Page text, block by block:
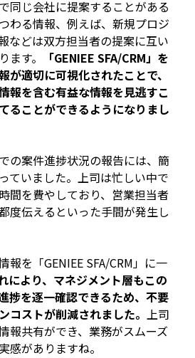
同じ会社に提案することがある
わる情報、例えば、新規プロジ
などは双方担当者の提案に互い
ます。
「GENIEE SFA/CRM」を
が適切に可視化されたことで、
報を含む有益な情報を見逃すこ
ることができるようになりまし
の案件進捗状況の報告には、簡
ていました。上司は忙しい中で
間を費やしており、営業担当者
度伝えるといった手間が発生し
報を「GENIEE SFA/CRM」に一
により、マネジメント層もこの
捗を逐一確認できるため、不要
コストが削減されました。 上司
報共有ができ、業務がスムーズ
感がありますね。